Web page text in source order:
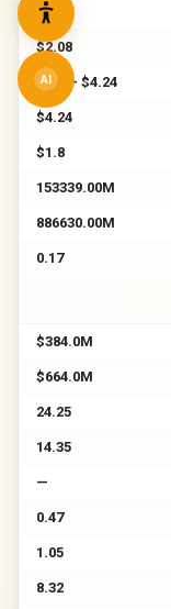
$2.15
$2.08
$1.8 – $4.24
$4.24
$1.8
153339.00M
886630.00M
0.17
$384.0M
$664.0M
24.25
14.35
—
0.47
1.05
8.32
AI